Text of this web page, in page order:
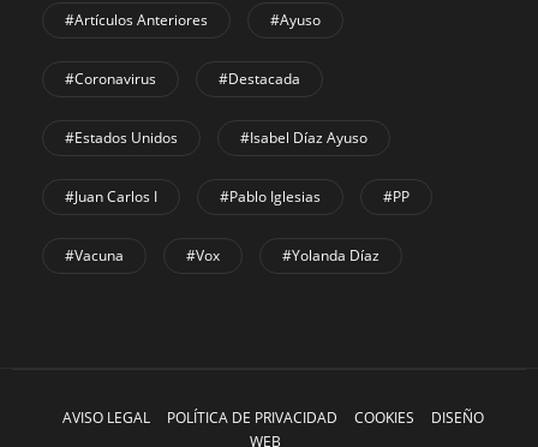
#Artículos Anteriores #Ayuso
#coronavirus #Destacada
#Estados Unidos #Isabel Díaz Ayuso
#Juan Carlos I #Pablo Iglesias #PP
#Vacuna #Vox #Yolanda Díaz
AVISO LEGAL POLÍTICA DE PRIVACIDAD COOKIES
DISEÑO
WEB